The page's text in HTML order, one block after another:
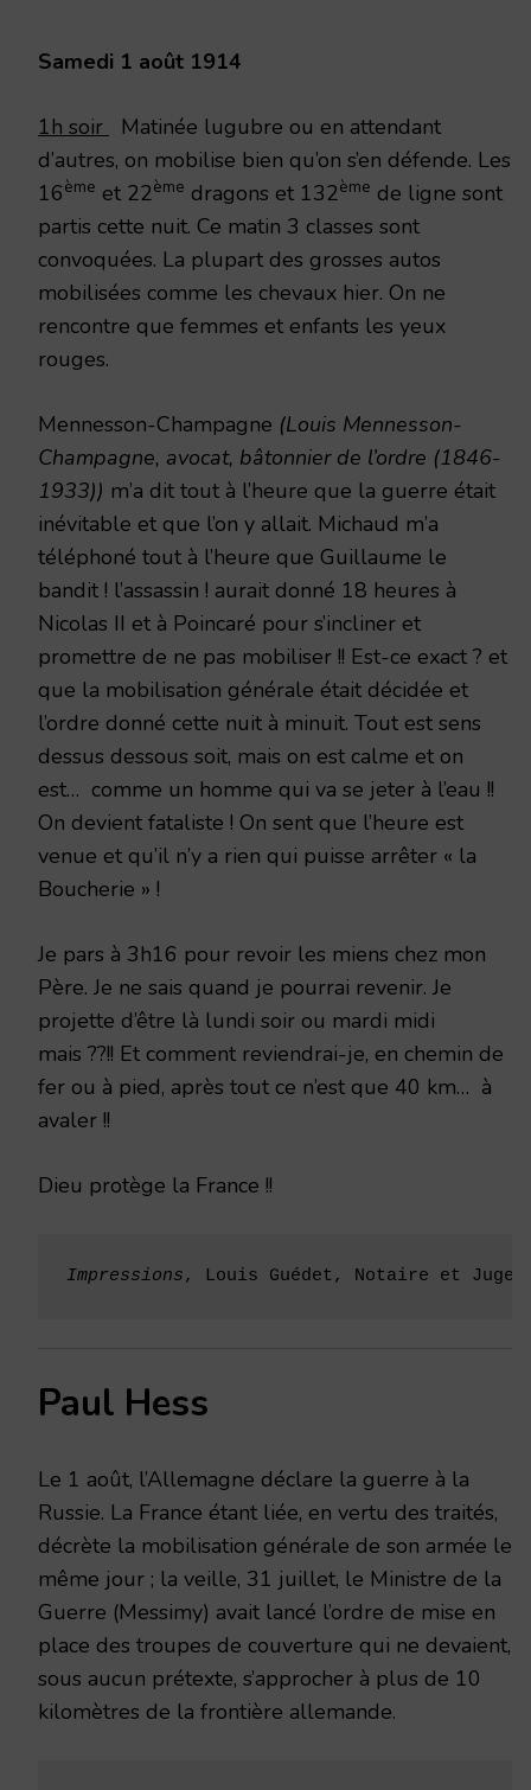
Samedi 1 août 1914
1h soir
Matinée lugubre ou en attendant
d’autres, on mobilise bien qu’on s’en défende. Les
16ème et 22ème dragons et 132ème de ligne sont
partis cette nuit. Ce matin 3 classes sont
convoquées. La plupart des grosses autos
mobilisées comme les chevaux hier. On ne
rencontre que femmes et enfants les yeux
rouges.
Mennesson-Champagne (Louis Mennesson-
Champagne, avocat, bâtonnier de l’ordre (1846-
1933)) m’a dit tout à l’heure que la guerre était
inévitable et que l’on y allait. Michaud m’a
téléphoné tout à l’heure que Guillaume le
bandit ! l’assassin ! aurait donné 18 heures à
Nicolas II et à Poincaré pour s’incliner et
promettre de ne pas mobiliser !! Est-ce exact ? et
que la mobilisation générale était décidée et
l’ordre donné cette nuit à minuit. Tout est sens
dessus dessous soit, mais on est calme et on
est… comme un homme qui va se jeter à l’eau !!
On devient fataliste ! On sent que l’heure est
venue et qu’il n’y a rien qui puisse arrêter « la
Boucherie » !
Je pars à 3h16 pour revoir les miens chez mon
Père. Je ne sais quand je pourrai revenir. Je
projette d’être là lundi soir ou mardi midi
mais ??!! Et comment reviendrai-je, en chemin de
fer ou à pied, après tout ce n’est que 40 km… à
avaler !!
Dieu protège la France !!
Impressions, Louis Guédet, Notaire et
Paul Hess
Le 1 août, l’Allemagne déclare la guerre à la
Russie. La France étant liée, en vertu des traités,
décrète la mobilisation générale de son armée le
même jour ; la veille, 31 juillet, le Ministre de la
Guerre (Messimy) avait lancé l’ordre de mise en
place des troupes de couverture qui ne devaient,
sous aucun prétexte, s’approcher à plus de 10
kilomètres de la frontière allemande.